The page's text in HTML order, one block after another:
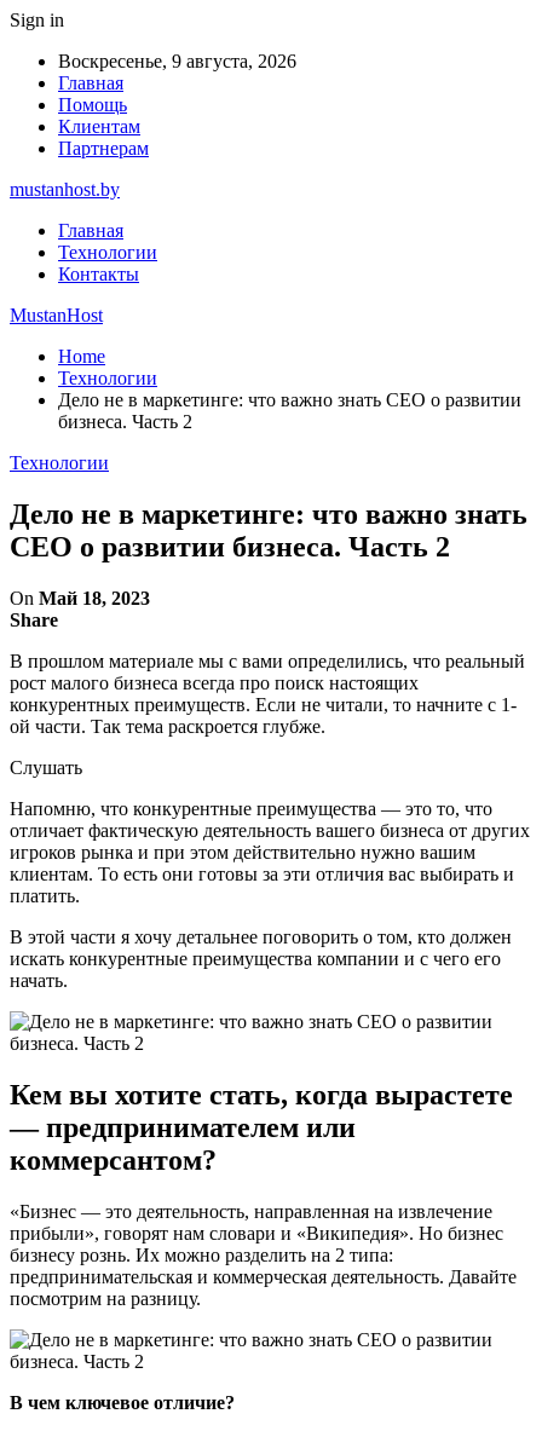
Sign in
Воскресенье, 9 августа, 2026
Главная
Помощь
Клиентам
Партнерам
mustanhost.by
Главная
Технологии
Контакты
MustanHost
Home
Технологии
Дело не в маркетинге: что важно знать CEO о развитии
бизнеса. Часть 2
Технологии
Дело не в маркетинге: что важно знать
CEO о развитии бизнеса. Часть 2
On Май 18, 2023
Share
В прошлом материале мы с вами определились, что реальный
рост малого бизнеса всегда про поиск настоящих
конкурентных преимуществ. Если не читали, то начните с 1-
ой части. Так тема раскроется глубже.
Слушать
Напомню, что конкурентные преимущества — это то, что
отличает фактическую деятельность вашего бизнеса от других
игроков рынка и при этом действительно нужно вашим
клиентам. То есть они готовы за эти отличия вас выбирать и
платить.
В этой части я хочу детальнее поговорить о том, кто должен
искать конкурентные преимущества компании и с чего его
начать.
Кем вы хотите стать, когда вырастете
— предпринимателем или
коммерсантом?
«Бизнес — это деятельность, направленная на извлечение
прибыли», говорят нам словари и «Википедия». Но бизнес
бизнесу рознь. Их можно разделить на 2 типа:
предпринимательская и коммерческая деятельность. Давайте
посмотрим на разницу.
В чем ключевое отличие?